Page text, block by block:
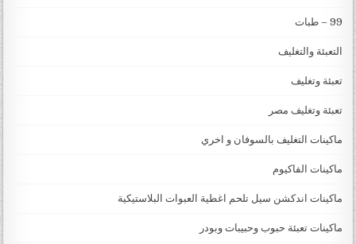
99 – طبات
التعبئة والتغليف
تعبئة وتغليف
تعبئة وتغليف مصر
ماكينات التغليف بالسوفان و اخري
ماكينات الفاكيوم
ماكينات اندكشن سيل تلحم اغطية العبوات البلاستيكية
ماكينات تعبئة حبوب وحبيبات وبودر